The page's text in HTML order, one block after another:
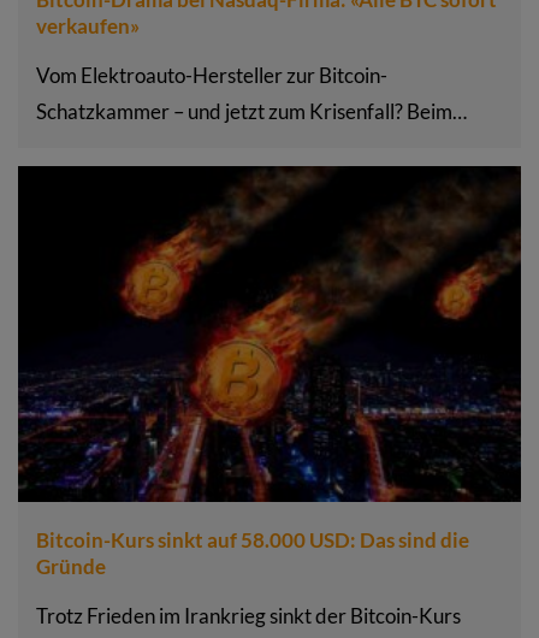
verkaufen»
Vom Elektroauto-Hersteller zur Bitcoin-
Schatzkammer – und jetzt zum Krisenfall? Beim…
Bitcoin-Kurs sinkt auf 58.000 USD: Das sind die
Gründe
Trotz Frieden im Irankrieg sinkt der Bitcoin-Kurs